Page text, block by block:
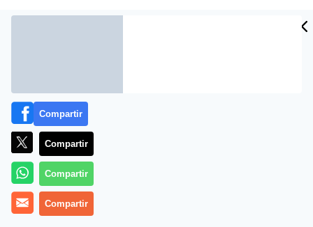
Las cámaras de seguridad de unos grandes almaneces
rusos captaron la escena: un hombre de 54 años, que
Compartir
Compartir
Compartir
Compartir